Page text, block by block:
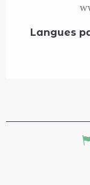
Langues
Langues